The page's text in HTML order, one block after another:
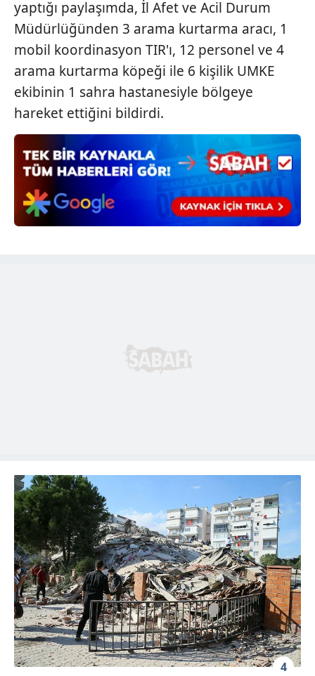
6698 sayılı Kişisel Verilerin Korunması Kanunu uyarınca
hazırlanmış Aydınlatma Metnimizi okumak ve sitemizde
ilgili mevzuata uygun olarak kullanılan çerezlerle ilgili bilgi
almak için lütfentıklayınız
yaptığı paylaşımda, İl Afet ve Acil Durum
Müdürlüğünden 3 arama kurtarma aracı, 1
mobil koordinasyon TIR'ı, 12 personel ve 4
arama kurtarma köpeği ile 6 kişilik UMKE
ekibinin 1 sahra hastanesiyle bölgeye
hareket ettiğini bildirdi.
4